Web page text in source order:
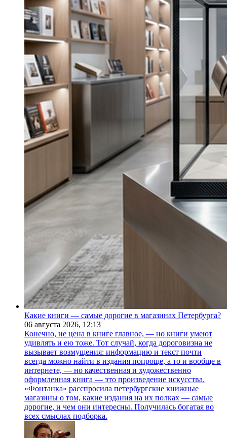
Какие книги — самые дорогие в магазинах Петербурга?
06 августа 2026, 12:13
Конечно, не цена в книге главное, — но книги умеют
удивлять и ею тоже. Тот случай, когда дороговизна не
вызывает возмущения: информацию и текст почти
всегда можно найти в издания попроще, а то и вообще в
интернете, — но качественная и художественно
оформленная книга — это произведение искусства.
«Фонтанка» расспросила петербургские книжные
магазины о том, какие издания на их полках — самые
дорогие, и чем они интересны. Получилась богатая во
всех смыслах подборка.